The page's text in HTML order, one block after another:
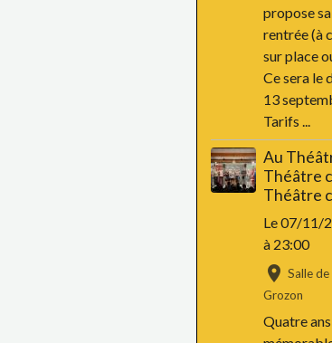
propose
rentrée (à
sur place
Ce sera le
13
Tarifs ...
Au
Théâtre
Théâtre
Le 07/11/
à 23:00
Salle
Grozon
Quatre